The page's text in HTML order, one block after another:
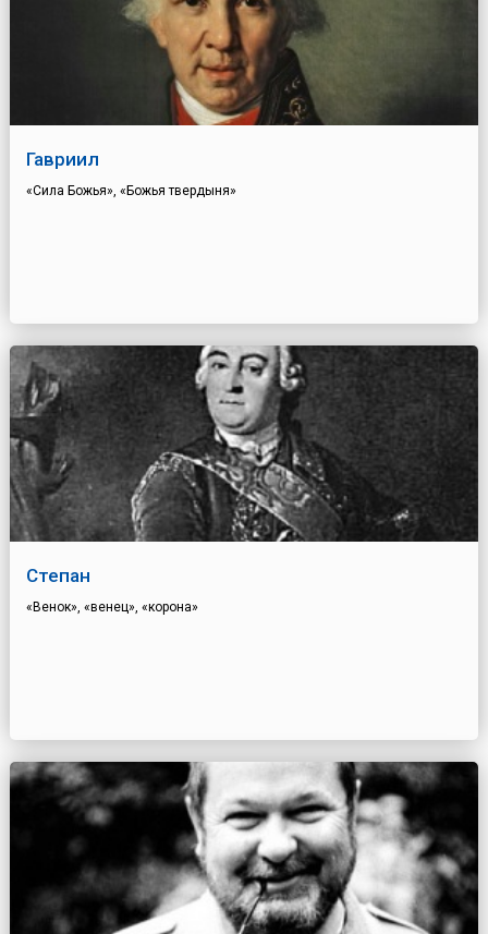
Гавриил
«Сила Божья», «Божья твердыня»
Степан
«Венок», «венец», «корона»